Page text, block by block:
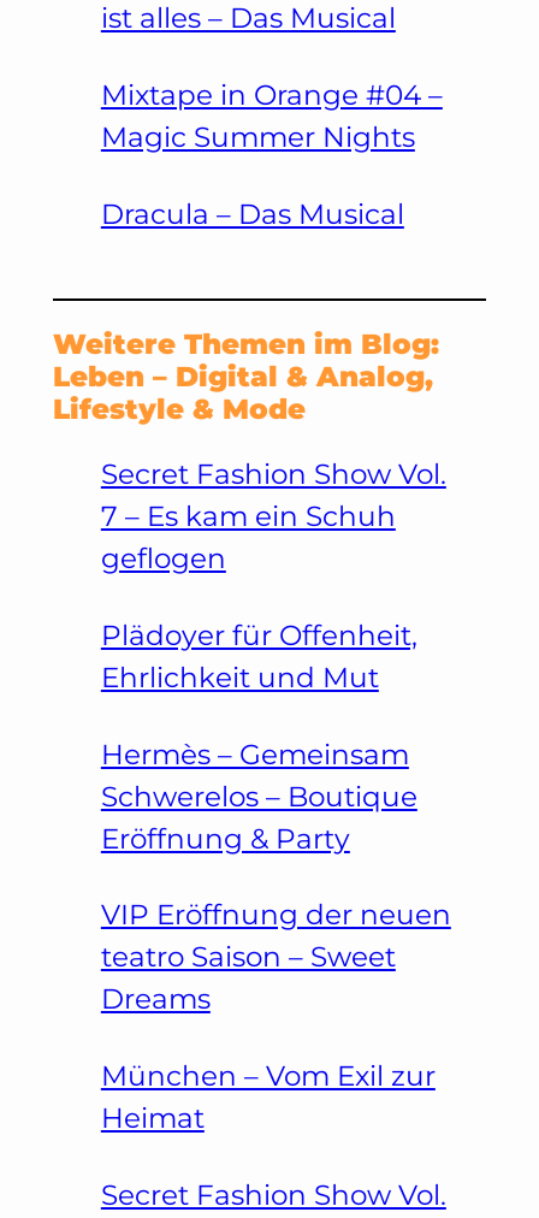
ist alles – Das Musical
Mixtape in Orange #04 –
Magic Summer Nights
Dracula – Das Musical
Weitere Themen im Blog:
Leben – Digital & Analog,
Lifestyle & Mode
Secret Fashion Show Vol.
7 – Es kam ein Schuh
geflogen
Plädoyer für Offenheit,
Ehrlichkeit und Mut
Hermès – Gemeinsam
Schwerelos – Boutique
Eröffnung & Party
VIP Eröffnung der neuen
teatro Saison – Sweet
Dreams
München – Vom Exil zur
Heimat
Secret Fashion Show Vol.